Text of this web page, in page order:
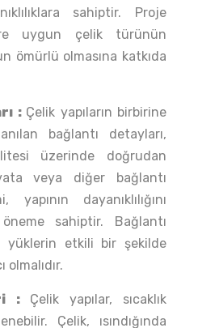
sahiptir. Proje
uygun çelik türünün
ömürlü olmasına katkıda
: Çelik yapıların birbirine
bağlantı detayları,
üzerinde doğrudan
veya diğer bağlantı
dayanıklılığını
sahiptir. Bağlantı
yüklerin etkili bir şekilde
olmalıdır.
: Çelik yapılar, sıcaklık
Çelik, ısındığında